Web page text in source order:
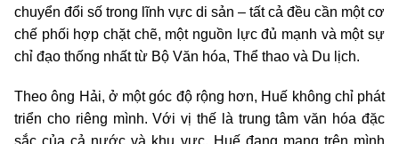
chuyển đổi số trong lĩnh vực di sản – tất cả đều cần một cơ
chế phối hợp chặt chẽ, một nguồn lực đủ mạnh và một sự
chỉ đạo thống nhất từ Bộ Văn hóa, Thể thao và Du lịch.
Theo ông Hải, ở một góc độ rộng hơn, Huế không chỉ phát
triển cho riêng mình. Với vị thế là trung tâm văn hóa đặc
sắc của cả nước và khu vực, Huế đang mang trên mình